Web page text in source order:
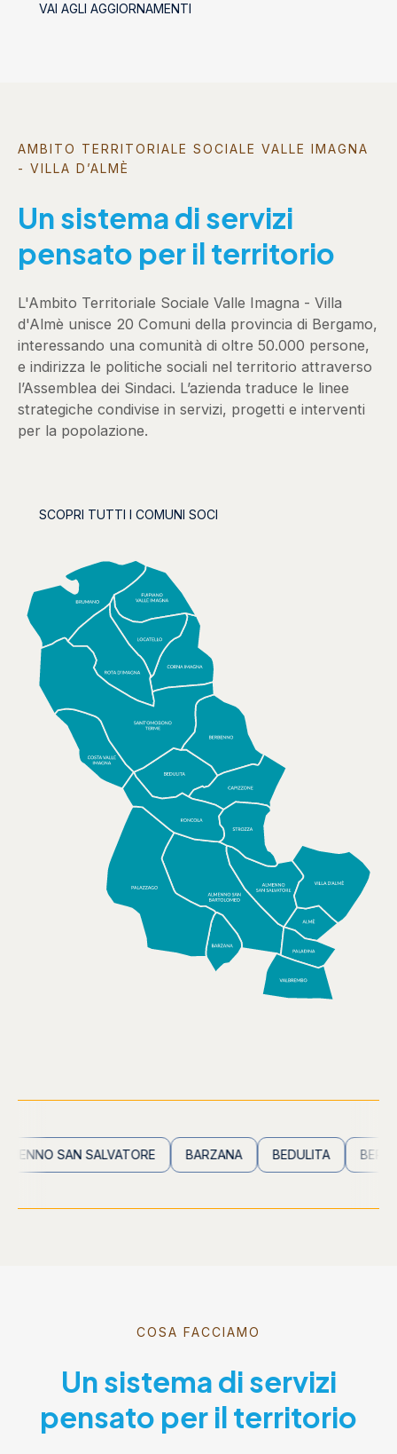
VAI AGLI AGGIORNAMENTI
AMBITO TERRITORIALE SOCIALE VALLE IMAGNA
- VILLA D’ALMÈ
Un sistema di servizi
pensato per il territorio
L'Ambito Territoriale Sociale Valle Imagna - Villa
d'Almè unisce 20 Comuni della provincia di Bergamo,
interessando una comunità di oltre 50.000 persone,
e indirizza le politiche sociali nel territorio attraverso
l’Assemblea dei Sindaci. L’azienda traduce le linee
strategiche condivise in servizi, progetti e interventi
per la popolazione.
SCOPRI TUTTI I COMUNI SOCI
SAN SALVATORE BARZANA BEDULITA
COSA FACCIAMO
Un sistema di servizi
pensato per il territorio